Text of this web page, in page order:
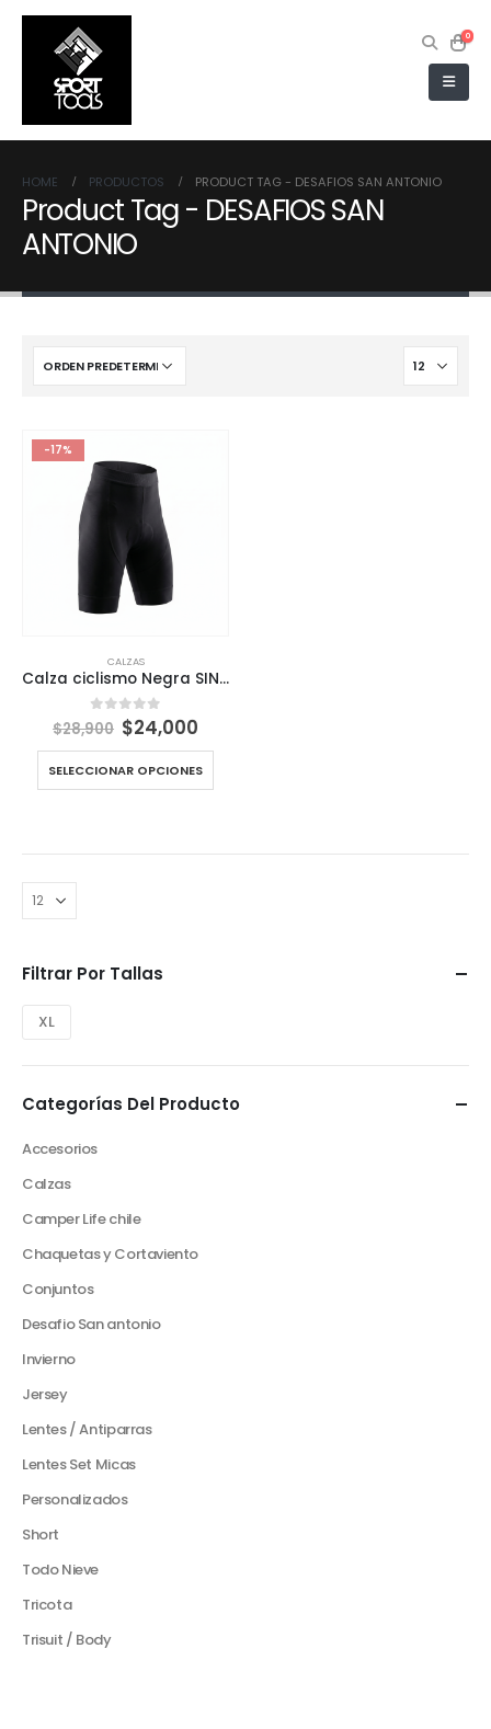
0
HOME PRODUCTOS PRODUCT TAG - DESAFIOS SAN ANTONIO
Product Tag - DESAFIOS SAN
ANTONIO
-17%
CALZAS
Calza ciclismo Negra SIN TIRANTES Viksop Darevie 003
0out of 5
$28,900 El
precio
original
era:
$28,900.
$24,000El
actual
es:
$24,000.
SELECCIONAR OPCIONES
Filtrar Por Tallas
XL
Categorías Del Producto
Accesorios
Calzas
Camper Life chile
Chaquetas y Cortaviento
Conjuntos
Desafio San antonio
Invierno
Jersey
Lentes / Antiparras
Lentes Set Micas
Personalizados
Short
Todo Nieve
Tricota
Trisuit / Body